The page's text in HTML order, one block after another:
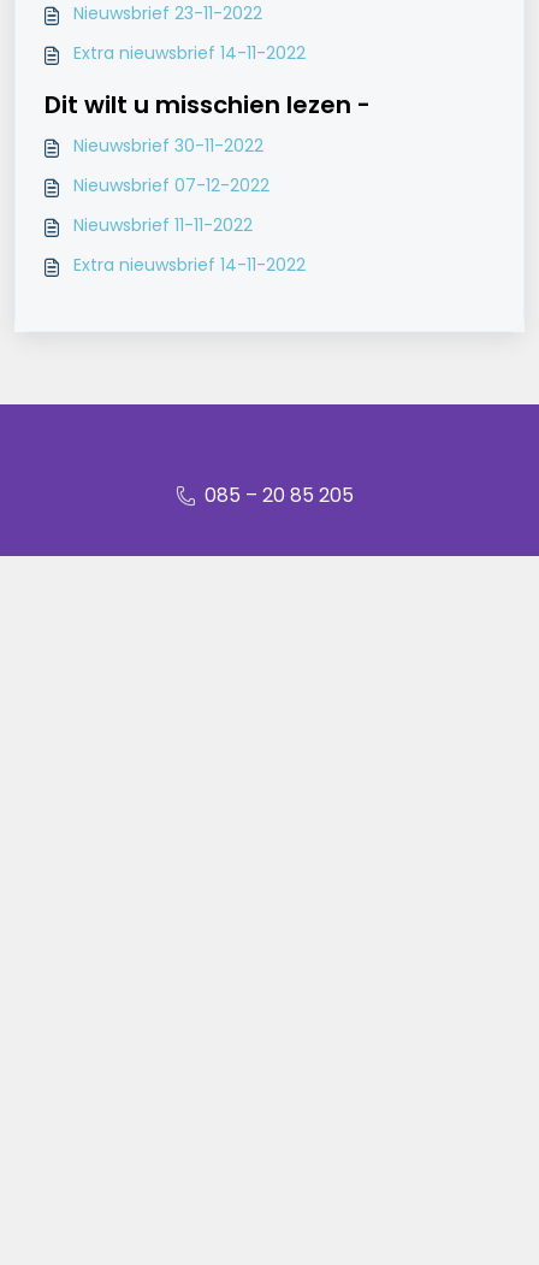
Nieuwsbrief 23-11-2022
Extra nieuwsbrief 14-11-2022
Dit wilt u misschien lezen -
Nieuwsbrief 30-11-2022
Nieuwsbrief 07-12-2022
Nieuwsbrief 11-11-2022
Extra nieuwsbrief 14-11-2022
085 – 20 85 205